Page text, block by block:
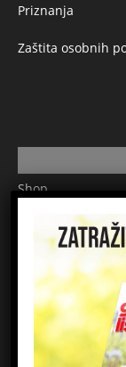
Priznanja
Zaštita osobnih
Shop
Pretplata
Uvjeti korištenja
Prijavite